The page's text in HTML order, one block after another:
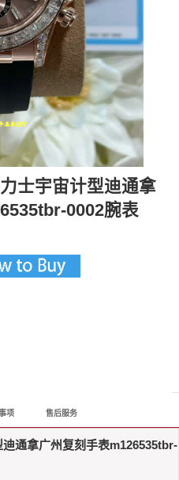
士宇宙计型迪通拿
0002腕表
项 售后服务
通拿广州复刻手表m126535tbr-